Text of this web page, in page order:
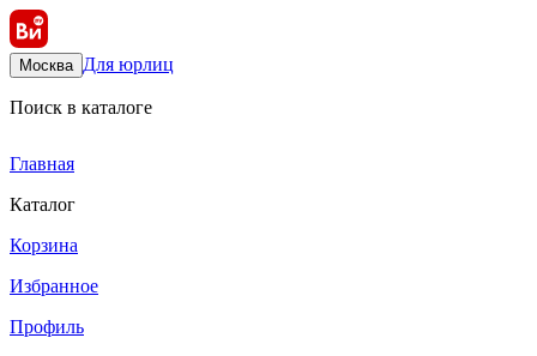
Москва Для юрлиц
Поиск в каталоге
Главная
Каталог
Корзина
Избранное
Профиль